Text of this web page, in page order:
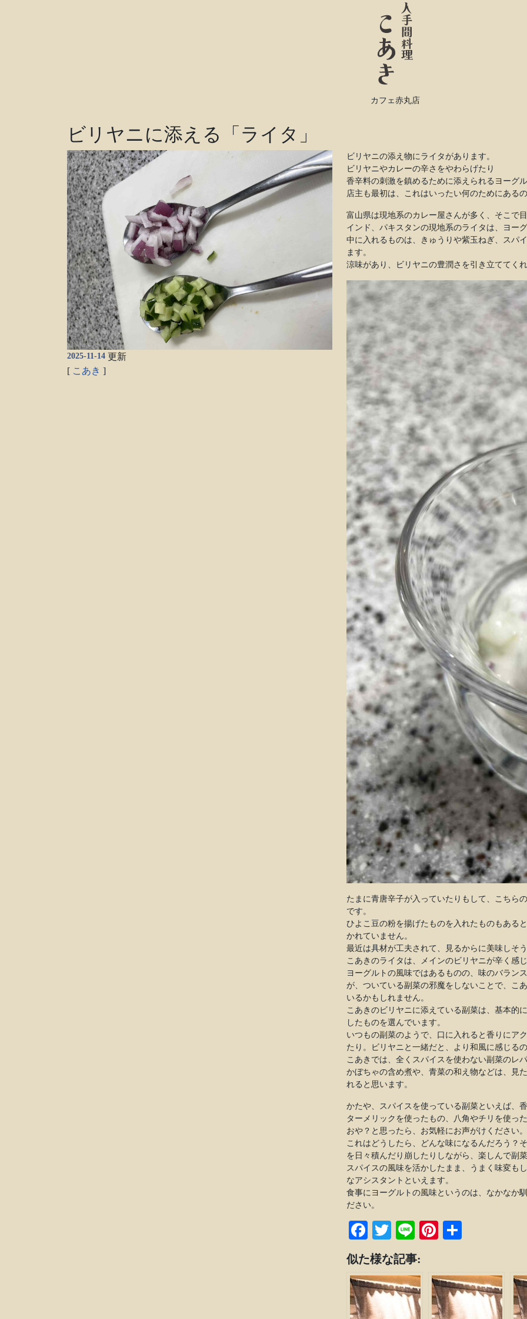
カフェ赤丸店
ビリヤニに添える「ライタ」
2025-11-14 更新
[ こあき ]
ビリヤニの添え物にライタがあります。
ビリヤニやカレーの辛さをやわらげたり
香辛料の刺激を鎮めるために添えられるヨーグ
店主も最初は、これはいったい何のためにある
富山県は現地系のカレー屋さんが多く、そこで
インド、パキスタンの現地系のライタは、ヨー
中に入れるものは、きゅうりや紫玉ねぎ、スパ
ます。
涼味があり、ビリヤニの豊潤さを引き立ててく
たまに青唐辛子が入っていたりもして、こちら
です。
ひよこ豆の粉を揚げたものを入れたものもある
かれていません。
最近は具材が工夫されて、見るからに美味しそ
こあきのライタは、メインのビリヤニが辛く感
ヨーグルトの風味ではあるものの、味のバラン
が、ついている副菜の邪魔をしないことで、こ
いるかもしれません。
こあきのビリヤニに添えている副菜は、基本的
したものを選んでいます。
いつもの副菜のようで、口に入れると香りにア
たり。ビリヤニと一緒だと、より和風に感じる
こあきでは、全くスパイスを使わない副菜のレ
かぼちゃの含め煮や、青菜の和え物などは、見
れると思います。
かたや、スパイスを使っている副菜といえば、
ターメリックを使ったもの、八角やチリを使っ
おや？と思ったら、お気軽にお声がけください。
これはどうしたら、どんな味になるんだろう？
を日々積んだり崩したりしながら、楽しんで副
スパイスの風味を活かしたまま、うまく味変も
なアシスタントといえます。
食事にヨーグルトの風味というのは、なかなか
ださい。
Facebook
TwitterLinePinterest
似た様な記事: